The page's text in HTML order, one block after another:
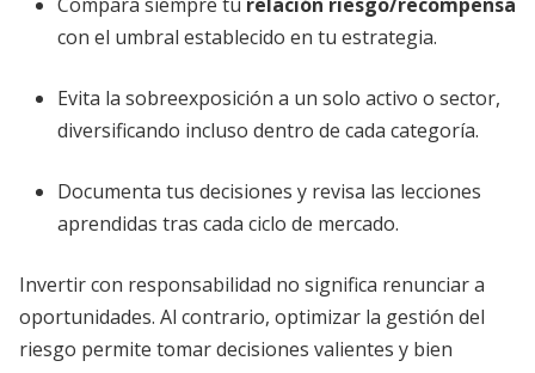
con el umbral establecido en tu estrategia.
Evita la sobreexposición a un solo activo o sector,
diversificando incluso dentro de cada categoría.
Documenta tus decisiones y revisa las lecciones
aprendidas tras cada ciclo de mercado.
Invertir con responsabilidad no significa renunciar a
oportunidades. Al contrario, optimizar la gestión del
riesgo permite tomar decisiones valientes y bien